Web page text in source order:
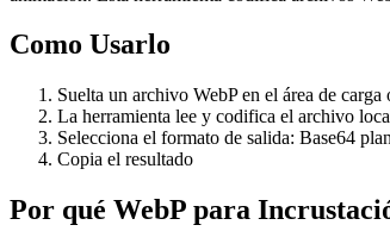
Como Usarlo
Suelta un archivo WebP en el área de
La herramienta lee y codifica el archivo
Selecciona el formato de salida: Base64
Copia el resultado
Por qué WebP para